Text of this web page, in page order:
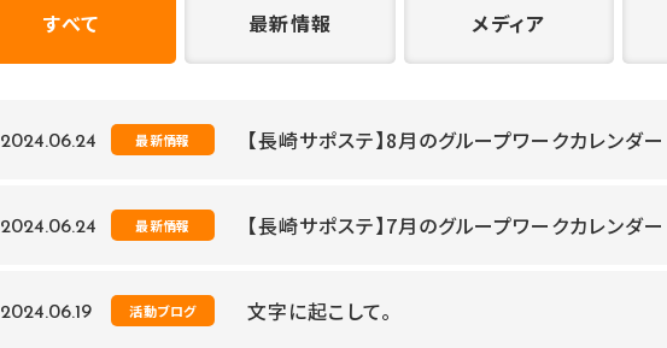
すべて 最新情報 メディア
2024.06.24 最新情報 【長崎サポステ】8月のグループワークカレンダー
2024.06.24 最新情報 【長崎サポステ】7月のグループワークカレンダー
2024.06.19 活動ブログ 文字に起こして。